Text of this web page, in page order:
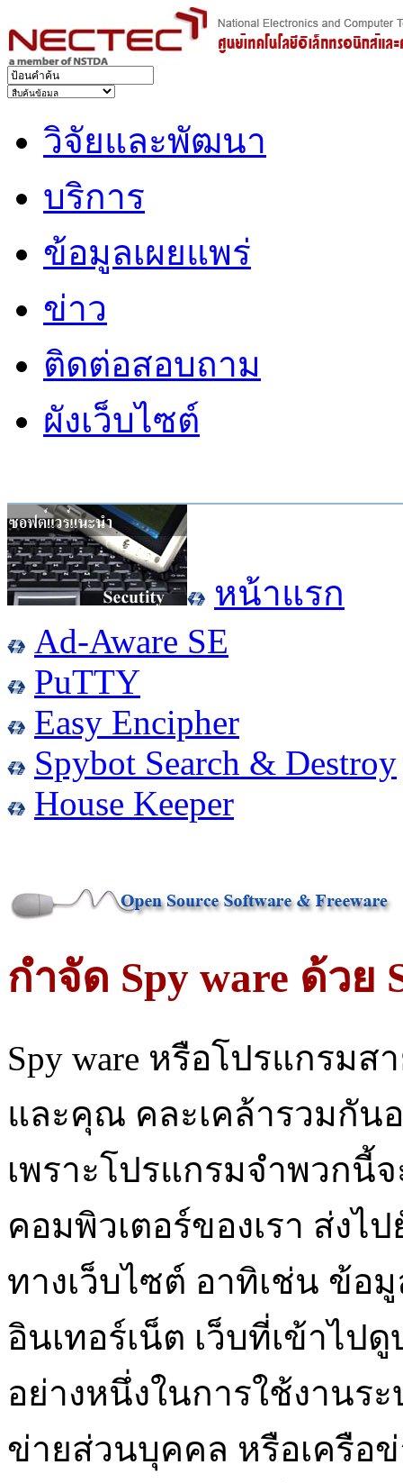
วิจัยและพัฒนา
บริการ
ข้อมูลเผยแพร่
ข่าว
ติดต่อสอบถาม
ผังเว็บไซต์
หน้าแรก
Ad-Aware SE
PuTTY
Easy Encipher
Spybot Search & Destroy
House Keeper
กำจัด Spy ware ด้วย
Spy ware หรือโปรแกรม
และคุณ คละเคล้ารวมกัน
เพราะโปรแกรมจำพวกนี้
คอมพิวเตอร์ของเรา ส่ง
ทางเว็บไซต์ อาทิเช่น ข้อ
อินเทอร์เน็ต เว็บที่เข้าไป
อย่างหนึ่งในการใช้งานร
ข่ายส่วนบุคคล หรือเครือข่